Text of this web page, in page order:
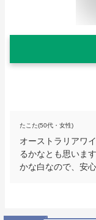
たこた(50代・女性)
オーストラリアワ
るかなとも思いま
かな白なので、安